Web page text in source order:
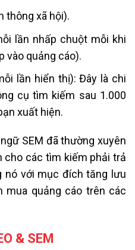
thông xã hội).
lần nhấp chuột mỗi khi
vào quảng cáo).
lần hiển thị): Đây là chi
cụ tìm kiếm sau 1.000
xuất hiện.
SEM đã thường xuyên
các tìm kiếm phải trả
nó với mục đích tăng lưu
mua quảng cáo trên các
& SEM